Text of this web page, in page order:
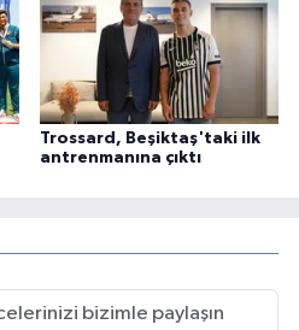
Trossard, Beşiktaş'taki ilk
antrenmanına çıktı